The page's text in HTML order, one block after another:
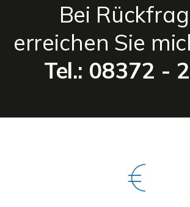
Bei
erreichen Sie
Tel.: 08372 -